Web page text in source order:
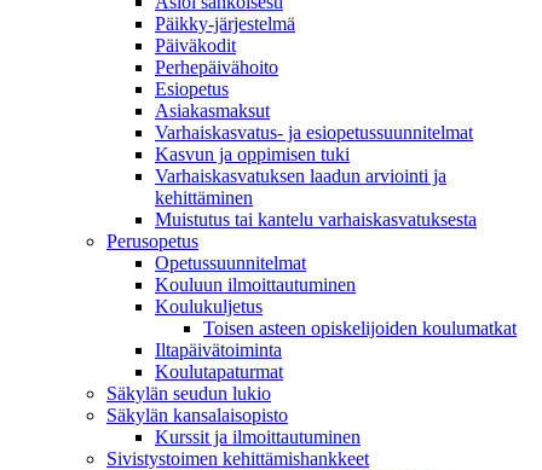
Päikky-järjestelmä
Päiväkodit
Perhepäivähoito
Esiopetus
Asiakasmaksut
Varhaiskasvatus- ja esiopetussuunnitelmat
Kasvun ja oppimisen tuki
Varhaiskasvatuksen laadun arviointi ja
kehittäminen
Muistutus tai kantelu varhaiskasvatuksesta
Perusopetus
Opetussuunnitelmat
Kouluun ilmoittautuminen
Koulukuljetus
Toisen asteen opiskelijoiden koulumatkat
Iltapäivätoiminta
Koulutapaturmat
Säkylän seudun lukio
Säkylän kansalaisopisto
Kurssit ja ilmoittautuminen
Sivistystoimen kehittämishankkeet